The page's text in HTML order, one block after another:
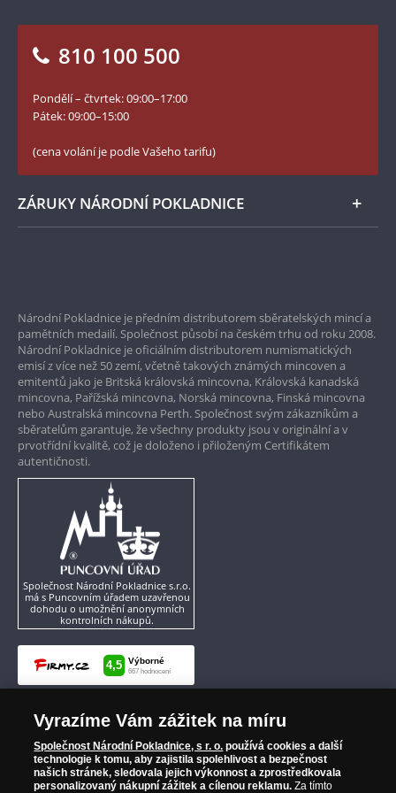
Numismatické novinky
Blog Pokladnice mincí
Facebook Národní Pokladnice
Twitter Národní Pokladnice
LinkedIn Národní Pokladnice
Instagram Národní Pokladnice
810 100 500
Pondělí – čtvrtek: 09:00–17:00
Pátek: 09:00–15:00
(cena volání je podle Vašeho tarifu)
ZÁRUKY NÁRODNÍ POKLADNICE
Garance nejvyšší kvality
Pouze originální produkty
Národní Pokladnice je předním distributorem sběratelských mincí a
pamětních medailí. Společnost působí na českém trhu od roku 2008.
Národní Pokladnice je oficiálním distributorem numismatických
emisí z více než 50 zemí, včetně takových známých mincoven a
emitentů jako je Britská královská mincovna, Královská kanadská
mincovna, Pařížská mincovna, Norská mincovna, Finská mincovna
nebo Australská mincovna Perth. Společnost svým zákazníkům a
sběratelům garantuje, že všechny produkty jsou v originální a v
prvotřídní kvalitě, což je doloženo i přiloženým Certifikátem
autentičnosti.
Společnost Národní Pokladnice s.r.o.
má s Puncovním úřadem uzavřenou
dohodu o umožnění anonymních
kontrolních nákupů.
Vyrazíme Vám zážitek na míru
Společnost Národní Pokladnice, s r. o. používá cookies a další
technologie k tomu, aby zajistila spolehlivost a bezpečnost
našich stránek, sledovala jejich výkonnost a zprostředkovala
personalizovaný nákupní zážitek a cílenou reklamu. Za tímto